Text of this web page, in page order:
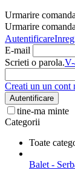
Urmarire comanda
Urmarire comanda
Autentificare
E-mail
Scrieti o parola.
Creati un un cont
Autentificare
tine-ma minte
Categorii
Toate
Balet -